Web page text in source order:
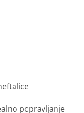
popravljanje